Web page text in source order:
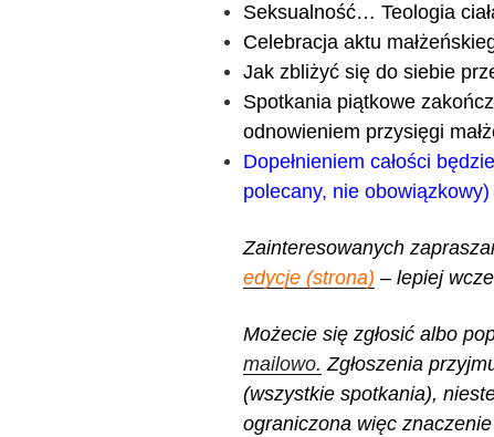
Seksualność… Teologia
Celebracja aktu
Jak zbliżyć się do siebie
Spotkania piątkowe
odnowieniem przysięgi
Dopełnieniem całości
polecany, nie obowiązkowy)
Zainteresowanych
edycje (strona) – lepiej
Możecie się zgłosić albo
mailowo. Zgłoszenia
(wszystkie spotkania),
ograniczona więc